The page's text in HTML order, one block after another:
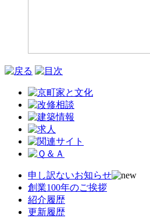
申し訳ないお知らせ
創業100年のご挨拶
紹介履歴
更新履歴